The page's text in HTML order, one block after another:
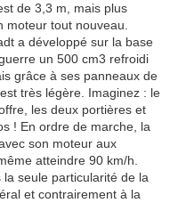
de 3,3 m, mais plus
tout nouveau.
a développé sur la base
un 500 cm3 refroidi
grâce à ses panneaux de
très légère. Imaginez : le
les deux portières et
! En ordre de marche, la
son moteur aux
atteindre 90 km/h.
seule particularité de la
et contrairement à la